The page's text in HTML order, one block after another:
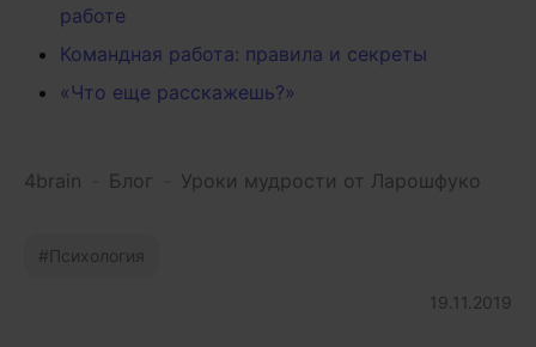
работе
Командная работа: правила и секреты
«Что еще расскажешь?»
4brain Блог Уроки мудрости от Ларошфуко
Психология
19.11.2019